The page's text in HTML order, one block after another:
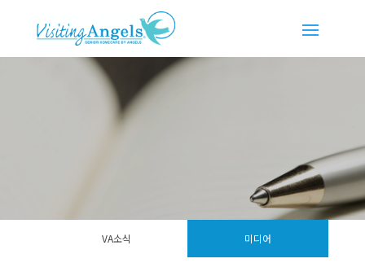
VA소식 미디어